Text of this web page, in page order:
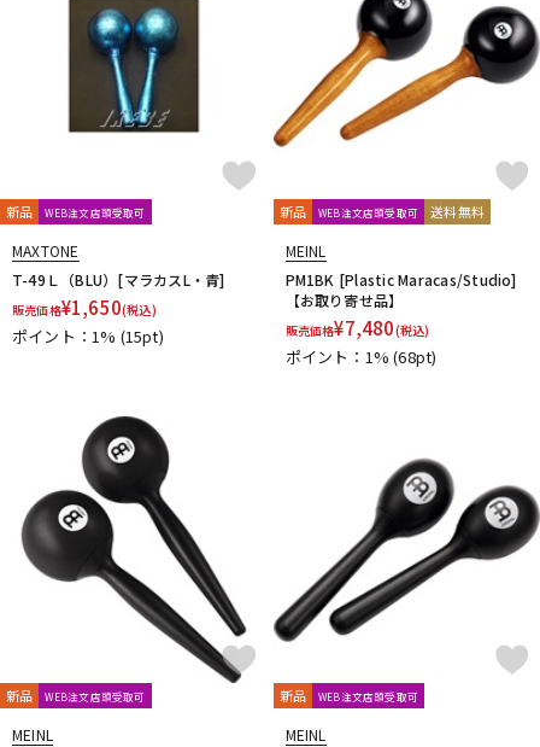
新品 WEB注文店頭受取可
MAXTONE
T-49Ｌ（BLU）[マラカスL・青]
販売価格¥1,650(税込)
ポイント：1% (15pt)
新品 WEB注文店頭受取可 送料無料
MEINL
PM1BK [Plastic Maracas/Studio]
【お取り寄せ品】
販売価格¥7,480(税込)
ポイント：1%(68pt)
新品 WEB注文店頭受取可
MEINL
新品 WEB注文店頭受取可
MEINL